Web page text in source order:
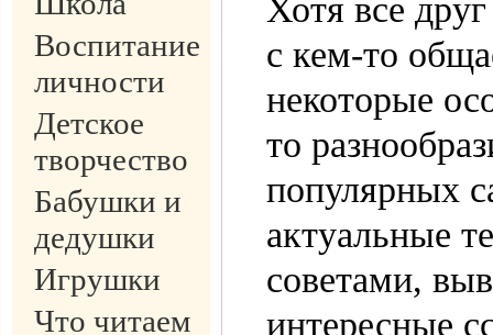
Воспитание
личности
Детское
творчество
Бабушки и
дедушки
Игрушки
Что читаем
Хотя все
с кем-то
некоторые
то
популярных
актуальные
советами,
интересные